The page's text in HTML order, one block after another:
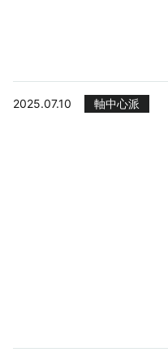
2025.07.10 軸中心派